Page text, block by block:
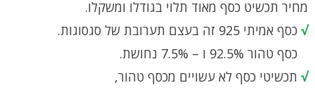
מחיר תכשיט כסף מאוד תלוי בגודלו ומשקלו.
√ כסף אמיתי 925 זה בעצם תערובת של סגסוגות.
כסף טהור 92.5% ו – 7.5% נחושת.
√ תכשיטי כסף לא עשויים מכסף טהור,